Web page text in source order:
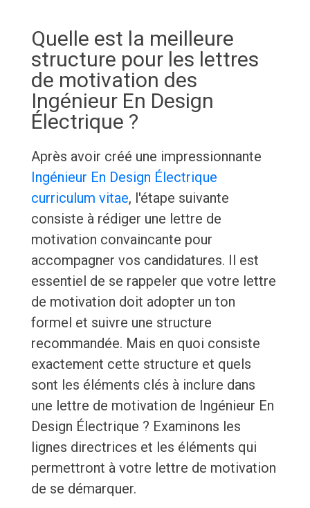
Quelle est la meilleure
structure pour les lettres
de motivation des
Ingénieur En Design
Électrique ?
Après avoir créé une impressionnante
Ingénieur En Design Électrique
curriculum vitae, l'étape suivante
consiste à rédiger une lettre de
motivation convaincante pour
accompagner vos candidatures. Il est
essentiel de se rappeler que votre lettre
de motivation doit adopter un ton
formel et suivre une structure
recommandée. Mais en quoi consiste
exactement cette structure et quels
sont les éléments clés à inclure dans
une lettre de motivation de Ingénieur En
Design Électrique ? Examinons les
lignes directrices et les éléments qui
permettront à votre lettre de motivation
de se démarquer.